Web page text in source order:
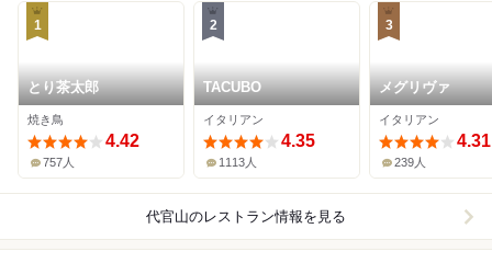
1
とり茶太郎
焼き鳥
4.42
757人
2
TACUBO
イタリアン
4.35
1113人
3
メグリヴァ
イタリアン
4.31
239人
代官山のレストラン情報を見る